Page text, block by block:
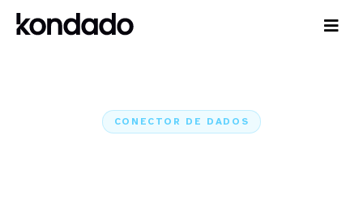
CONECTOR DE DADOS